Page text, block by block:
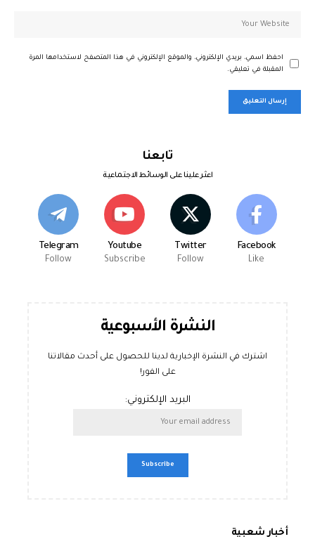
احفظ اسمي، بريدي الإلكتروني، والموقع الإلكتروني في هذا المتصفح لاستخدامها المرة
المقبلة في تعليقي.
تابعنا
اعثر علينا على الوسائط الاجتماعية
Facebook
Like
Twitter
Follow
Youtube
Subscribe
Telegram
Follow
النشرة الأسبوعية
اشترك في النشرة الإخبارية لدينا للحصول على أحدث مقالاتنا
على الفور!
البريد الإلكتروني:
أخبار شعبية